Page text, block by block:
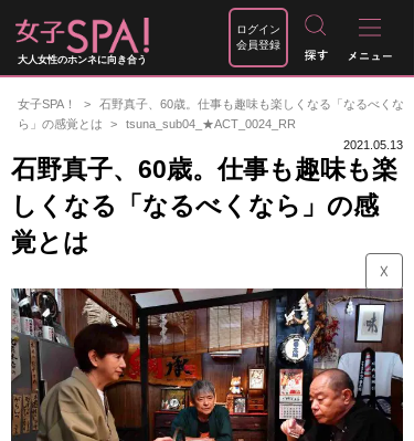
大人女性のホンネに向き合う
ログイン
会員登録
女子SPA！
石野真子、60歳。仕事も趣味も楽しくなる「なるべくな
ら」の感覚とは
tsuna_sub04_★ACT_0024_RR
2021.05.13
石野真子、60歳。仕事も趣味も楽
しくなる「なるべくなら」の感
覚とは
☓